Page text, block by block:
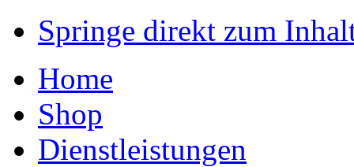
Springe direkt zum
Home
Shop
Dienstleistungen